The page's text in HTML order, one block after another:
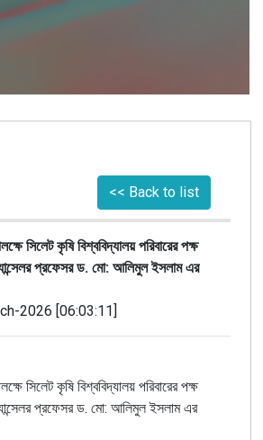
<< Back to list
সিলেট কৃষি বিশ্ববিদ্যালয় পরিবারের পক্ষ
প্রফেসর ড. মো: আলিমুল ইসলাম এর
2026 [06:03:11]
সিলেট কৃষি বিশ্ববিদ্যালয় পরিবারের পক্ষ
প্রফেসর ড. মো: আলিমুল ইসলাম এর